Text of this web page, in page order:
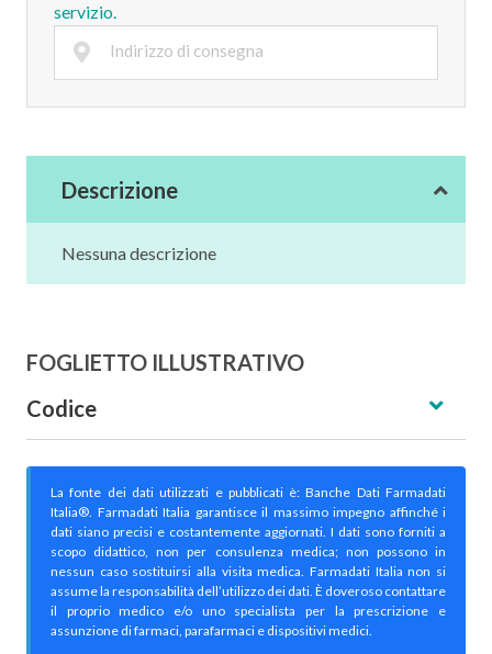
servizio.
Descrizione
Nessuna descrizione
FOGLIETTO ILLUSTRATIVO
Codice
La fonte dei dati utilizzati e pubblicati è: Banche Dati Farmadati
Italia®. Farmadati Italia garantisce il massimo impegno affinché i
dati siano precisi e costantemente aggiornati. I dati sono forniti a
scopo didattico, non per consulenza medica; non possono in
nessun caso sostituirsi alla visita medica. Farmadati Italia non si
assume la responsabilità dell’utilizzo dei dati. È doveroso contattare
il proprio medico e/o uno specialista per la prescrizione e
assunzione di farmaci, parafarmaci e dispositivi medici.